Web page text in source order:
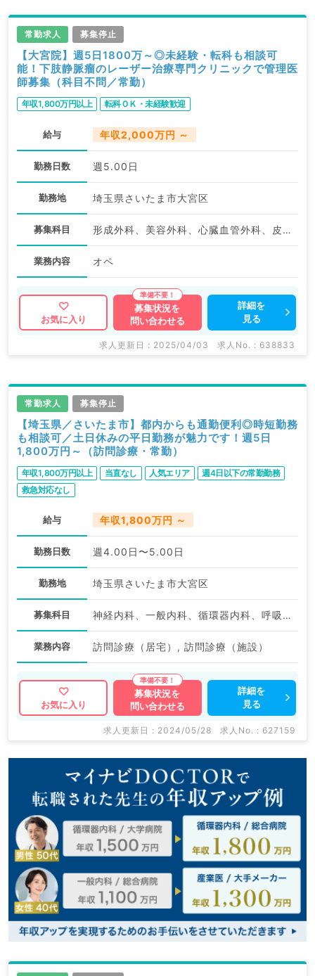
常勤求人 募集停止
【大宮院】週5日1800万～◎未経験・転科も相談可
能！下肢静脈瘤のレーザー治療専門クリニックで管理医
師募集（科目不問／常勤）
年収1,800万円以上 転科ＯＫ・未経験歓迎
給与 年収2,000万円 ～
勤務日数 週5.00日
勤務地 埼玉県さいたま市大宮区
募集科目 形成外科、美容外科、心臓血管外科、皮膚科、麻酔科、循環器内科、外科系全般、一般外科、その他
業務内容 オペ
お気に入り
募集状況を
問い合わせる
詳細を
見る
求人更新日 : 2025/04/03 求人No. : 638833
常勤求人 募集停止
【埼玉県／さいたま市】都内からも通勤便利◎時短勤務
も相談可／土日休みの平日勤務が魅力です！週5日
1,800万円～（訪問診療・常勤）
年収1,800万円以上 当直なし 人気エリア
週4日以下の常勤勤務
救急対応なし
給与 年収1,800万円 ～
勤務日数 週4.00日〜5.00日
勤務地 埼玉県さいたま市大宮区
募集科目 神経内科、一般内科、循環器内科、呼吸器内科、消化器内科、内分泌・代謝内科、腎臓内科、老年内科、血液内科、外科系全般、一般外科、消化器外科
業務内容 訪問診療（居宅）, 訪問診療（施設）
お気に入り
募集状況を
問い合わせる
詳細を
見る
求人更新日 : 2024/05/28 求人No. : 627159